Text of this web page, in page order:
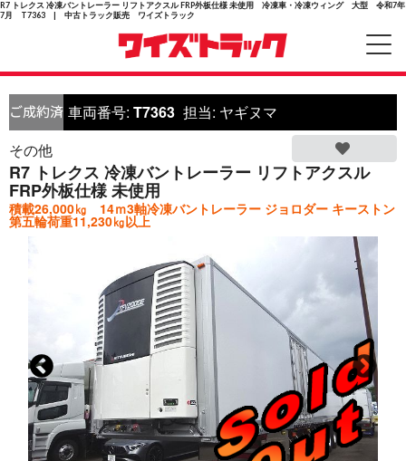
R7 トレクス 冷凍バントレーラー リフトアクスル FRP外板仕様 未使用 冷凍車・冷凍ウィング 大型 令和7年
7月 T7363 | 中古トラック販売 ワイズトラック
車両番号: T7363 担当: ヤギヌマ
その他
R7 トレクス 冷凍バントレーラー リフトアクスル
FRP外板仕様 未使用
積載26,000㎏ 14ｍ3軸冷凍バントレーラー ジョロダー キーストン
第五輪荷重11,230㎏以上